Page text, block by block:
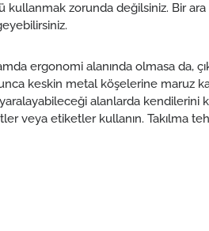
zorunda değilsiniz. Bir ara
ergonomi alanında olmasa da,
keskin metal köşelerine maruz
alanlarda kendilerini
veya etiketler kullanın. Takılma